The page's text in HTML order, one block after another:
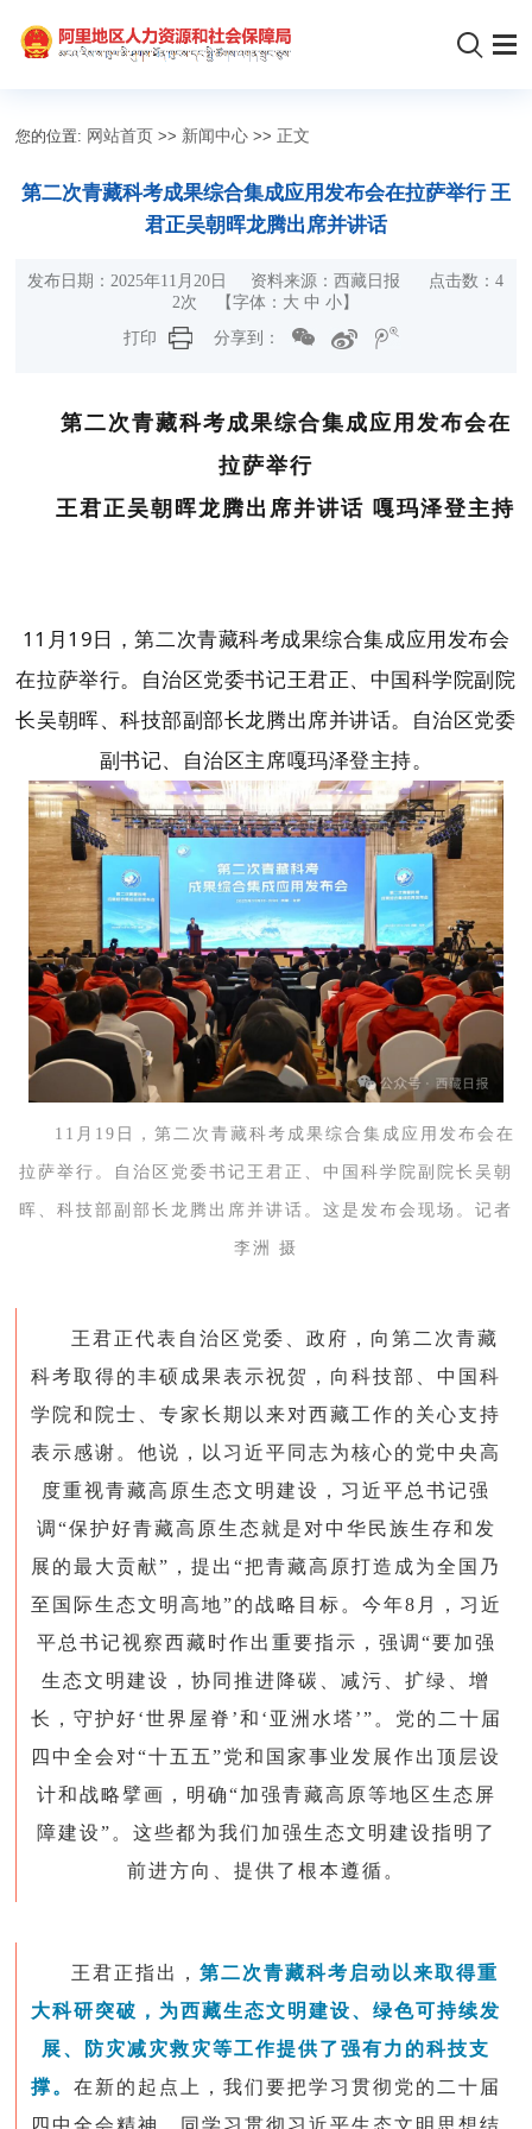
您的位置: 网站首页 >> 新闻中心 >> 正文
第二次青藏科考成果综合集成应用发布会在拉萨举行 王
君正吴朝晖龙腾出席并讲话
发布日期：2025年11月20日 资料来源：西藏日报 点击数：4
2次 【字体： 大 中 小 】
打印
分享到：
第二次青藏科考成果综合集成应用发布会在
拉萨举行
王君正吴朝晖龙腾出席并讲话 嘎玛泽登主持
11月19日，第二次青藏科考成果综合集成应用发布会
在拉萨举行。自治区党委书记王君正、中国科学院副院
长吴朝晖、科技部副部长龙腾出席并讲话。自治区党委
副书记、自治区主席嘎玛泽登主持。
11月19日，第二次青藏科考成果综合集成应用发布会在
拉萨举行。自治区党委书记王君正、中国科学院副院长吴朝
晖、科技部副部长龙腾出席并讲话。这是发布会现场。记者
李洲 摄
王君正代表自治区党委、政府，向第二次青藏
科考取得的丰硕成果表示祝贺，向科技部、中国科
学院和院士、专家长期以来对西藏工作的关心支持
表示感谢。他说，
以习近平同志为核心的党中央高
度重视青藏高原生态文明建设，习近平总书记强
调“保护好青藏高原生态就是对中华民族生存和发
展的最大贡献”，提出“把青藏高原打造成为全国乃
至国际生态文明高地”的战略目标。今年8月，习近
平总书记视察西藏时作出重要指示，强调“要加强
生态文明建设，协同推进降碳、减污、扩绿、增
长，守护好‘世界屋脊’和‘亚洲水塔’”。党的二十届
四中全会对“十五五”党和国家事业发展作出顶层设
计和战略擘画，明确“加强青藏高原等地区生态屏
障建设”。这些都为我们加强生态文明建设指明了
前进方向、提供了根本遵循。
王君正指出，第二次青藏科考启动以来取得重
大科研突破，为西藏生态文明建设、绿色可持续发
展、防灾减灾救灾等工作提供了强有力的科技支
撑。在新的起点上，我们要把学习贯彻党的二十届
四中全会精神，同学习贯彻习近平生态文明思想结